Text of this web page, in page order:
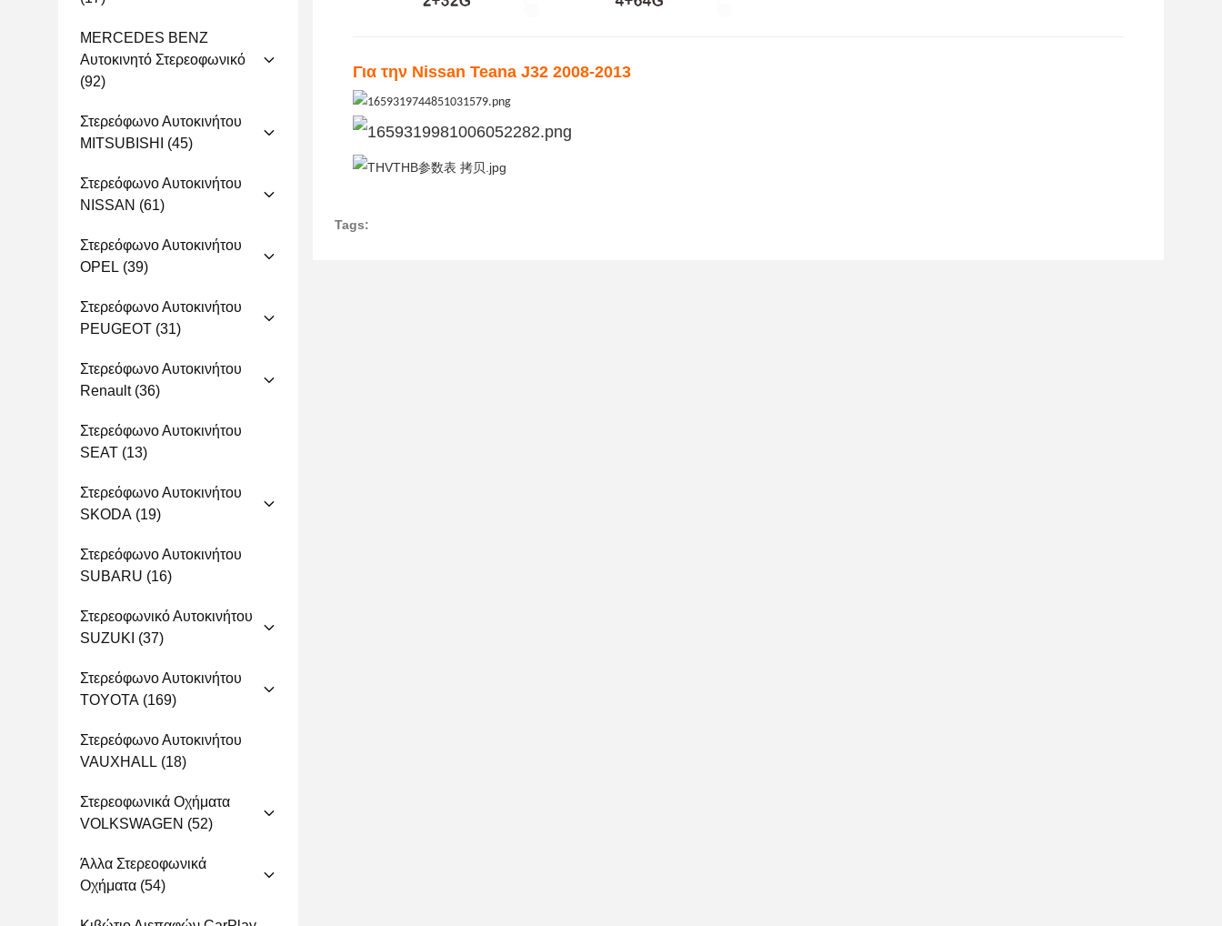
MERCEDES BENZ
Αυτοκινητό Στερεοφωνικό
(92)
Στερεόφωνο Αυτοκινήτου
MITSUBISHI
(45)
Στερεόφωνο Αυτοκινήτου
NISSAN (61)
Στερεόφωνο Αυτοκινήτου
OPEL (39)
Στερεόφωνο Αυτοκινήτου
PEUGEOT (31)
Στερεόφωνο Αυτοκινήτου
Renault(36)
Στερεόφωνο Αυτοκινήτου
SEAT (13)
Στερεόφωνο Αυτοκινήτου
SKODA (19)
Στερεόφωνο Αυτοκινήτου
SUBARU (16)
Στερεοφωνικό Αυτοκινήτου
SUZUKI (37)
Στερεόφωνο Αυτοκινήτου
TOYOTA (169)
Στερεόφωνο Αυτοκινήτου
VAUXHALL (18)
Στερεοφωνικά Οχήματα
VOLKSWAGEN (52)
Άλλα Στερεοφωνικά
Οχήματα (54)
Για την Nissan Teana J32 2008-2013
Tags: